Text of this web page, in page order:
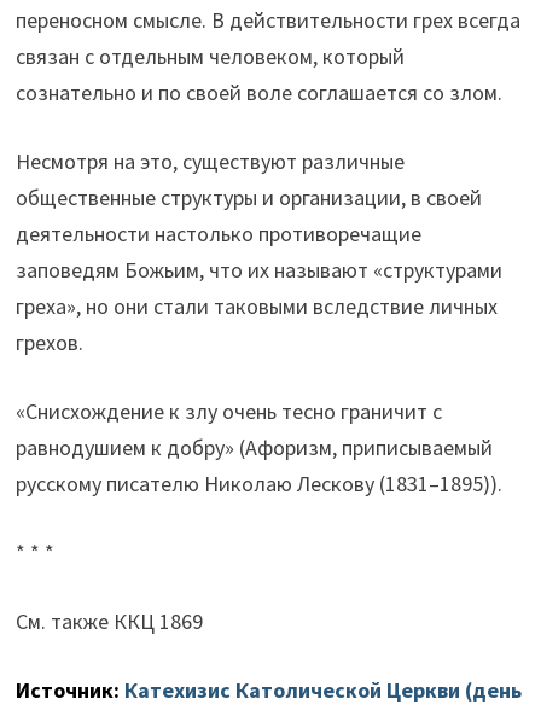
переносном смысле. В действительности грех всегда
связан с отдельным человеком, который
сознательно и по своей воле соглашается со злом.
Несмотря на это, существуют различные
общественные структуры и организации, в своей
деятельности настолько противоречащие
заповедям Божьим, что их называют «структурами
греха», но они стали таковыми вследствие личных
грехов.
«Снисхождение к злу очень тесно граничит с
равнодушием к добру» (Афоризм, приписываемый
русскому писателю Николаю Лескову (1831–1895)).
* * *
См. также ККЦ 1869
Источник: Катехизис Католической Церкви (день